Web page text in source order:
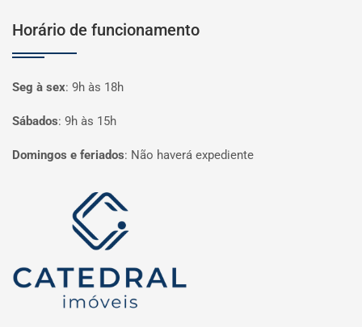
Horário de funcionamento
Seg à sex: 9h às 18h
Sábados: 9h às 15h
Domingos e feriados: Não haverá expediente
Página inicial